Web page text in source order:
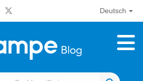
Deutsch